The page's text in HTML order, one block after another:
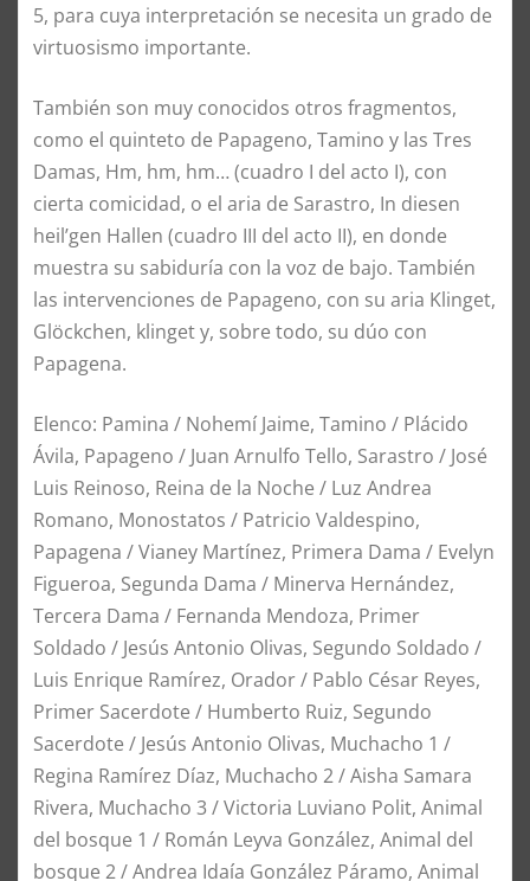
5, para cuya interpretación se necesita un grado de
virtuosismo importante.
También son muy conocidos otros fragmentos,
como el quinteto de Papageno, Tamino y las Tres
Damas, Hm, hm, hm… (cuadro I del acto I), con
cierta comicidad, o el aria de Sarastro, In diesen
heil’gen Hallen (cuadro III del acto II), en donde
muestra su sabiduría con la voz de bajo. También
las intervenciones de Papageno, con su aria Klinget,
Glöckchen, klinget y, sobre todo, su dúo con
Papagena.
Elenco: Pamina / Nohemí Jaime, Tamino / Plácido
Ávila, Papageno / Juan Arnulfo Tello, Sarastro / José
Luis Reinoso, Reina de la Noche / Luz Andrea
Romano, Monostatos / Patricio Valdespino,
Papagena / Vianey Martínez, Primera Dama / Evelyn
Figueroa, Segunda Dama / Minerva Hernández,
Tercera Dama / Fernanda Mendoza, Primer
Soldado / Jesús Antonio Olivas, Segundo Soldado /
Luis Enrique Ramírez, Orador / Pablo César Reyes,
Primer Sacerdote / Humberto Ruiz, Segundo
Sacerdote / Jesús Antonio Olivas, Muchacho 1 /
Regina Ramírez Díaz, Muchacho 2 / Aisha Samara
Rivera, Muchacho 3 / Victoria Luviano Polit, Animal
del bosque 1 / Román Leyva González, Animal del
bosque 2 / Andrea Idaía González Páramo, Animal